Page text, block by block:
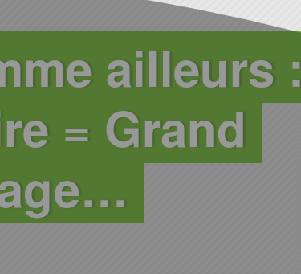
ailleurs :
= Grand